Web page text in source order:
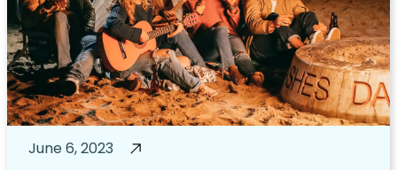
June 6, 2023